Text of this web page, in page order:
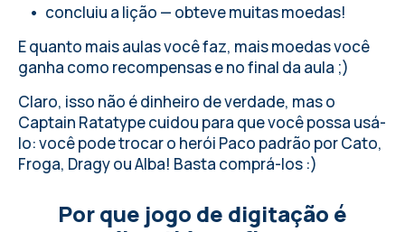
concluiu a lição — obteve muitas moedas!
E quanto mais aulas você faz, mais moedas você
ganha como recompensas e no final da aula ;)
Claro, isso não é dinheiro de verdade, mas o
Captain Ratatype cuidou para que você possa usá-
lo: você pode trocar o herói Paco padrão por Cato,
Froga, Dragy ou Alba! Basta comprá-los :)
Por que jogo de digitação é